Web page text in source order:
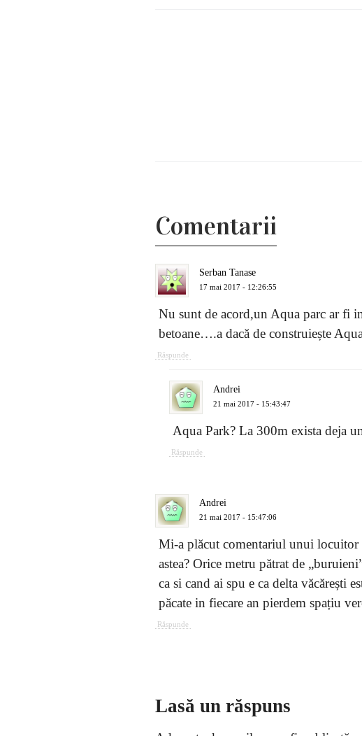
Comentarii
Serban Tanase
17 mai 2017 - 12:26:55
Nu sunt de acord,un Aqua parc ar fi
betoane….a dacă de construiește
Răspunde
Andrei
21 mai 2017 - 15:43:47
Aqua Park? La 300m exista deja
Răspunde
Andrei
21 mai 2017 - 15:47:06
Mi-a plăcut comentariul unui locuitor
astea? Orice metru pătrat de
ca si cand ai spu e ca delta văcărești
păcate in fiecare an pierdem spațiu
Răspunde
Lasă un răspuns